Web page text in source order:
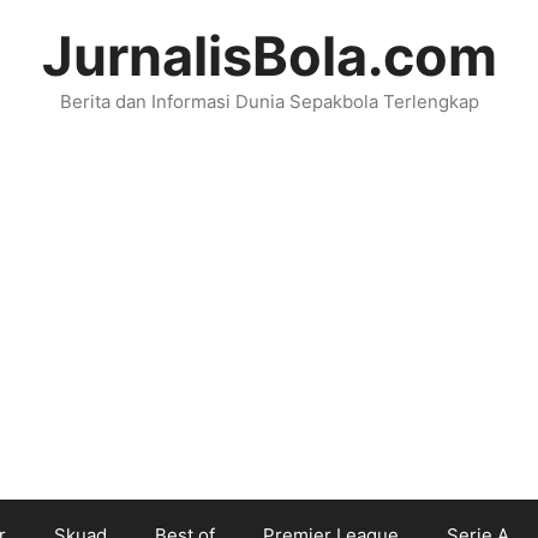
JurnalisBola.com
Berita dan Informasi Dunia Sepakbola Terlengkap